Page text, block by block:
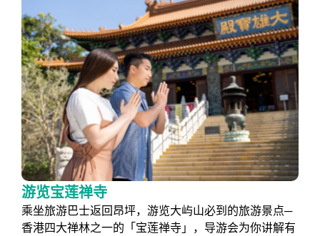
游览宝莲禅寺
乘坐旅游巴士返回昂坪，游览大屿山必到的旅游景点─
香港四大禅林之一的「宝莲禅寺」，导游会为你讲解有